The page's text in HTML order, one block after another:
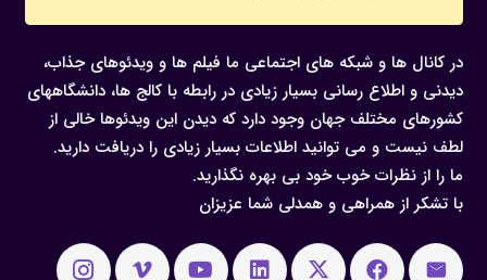
در کانال ها و شبکه های اجتماعی ما فیلم ها و ویدئوهای جذاب،
دیدنی و اطلاع رسانی بسیار زیادی در رابطه با کالج ها، دانشگاههای
کشورهای مختلف جهان وجود دارد که دیدن این ویدئوها خالی از
لطف نیست و می توانید اطلاعات بسیار زیادی را دریافت دارید.
ما را از نظرات خوب خود بی بهره نگذارید.
با تشکر از همراهی و همدلی شما عزیزان